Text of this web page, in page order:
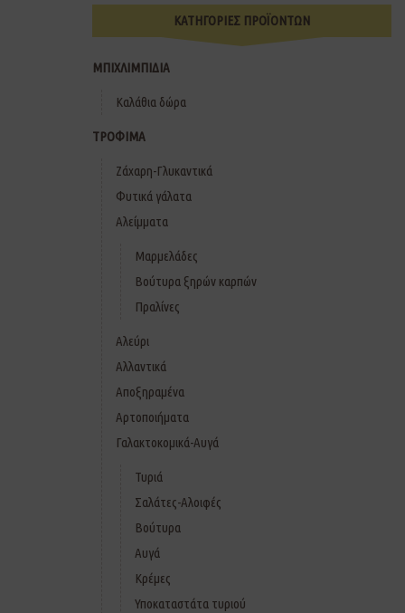
ΚΑΤΗΓΟΡΙΕΣ ΠΡΟΪΟΝΤΩΝ
ΜΠΙΧΛΙΜΠΙΔΙΑ
Καλάθια δώρα
ΤΡΟΦΙΜΑ
Ζάχαρη-Γλυκαντικά
Φυτικά γάλατα
Αλείμματα
Μαρμελάδες
Βούτυρα ξηρών καρπών
Πραλίνες
Αλεύρι
Αλλαντικά
Αποξηραμένα
Αρτοποιήματα
Γαλακτοκομικά-Αυγά
Τυριά
Σαλάτες-Αλοιφές
Βούτυρα
Αυγά
Κρέμες
Υποκαταστάτα τυριού